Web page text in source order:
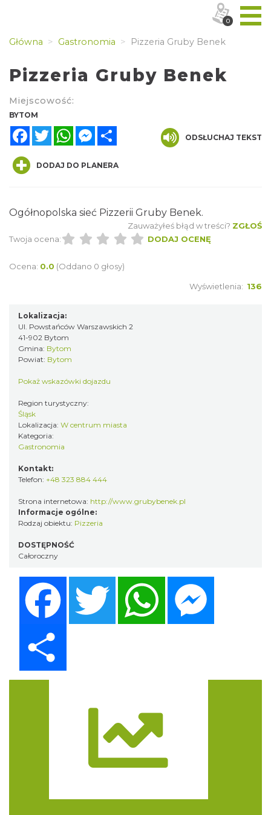
Główna Gastronomia Pizzeria Gruby Benek
Pizzeria Gruby Benek
Miejscowość:
BYTOM
FacebookTwitterWhatsAppMessenger
ODSŁUCHAJ TEKST
DODAJ DO PLANERA
Ogółnopolska sieć Pizzerii Gruby Benek.
Zauważyłeś błąd w treści? ZGŁOŚ
Twoja ocena:
DODAJ OCENĘ
Ocena: 0.0 (Oddano 0 głosy)
Wyświetlenia: 136
Lokalizacja:
Ul. Powstańców Warszawskich 2
41-902 Bytom
Gmina: Bytom
Powiat: Bytom
Pokaż wskazówki dojazdu
Region turystyczny:
Śląsk
Lokalizacja: W centrum miasta
Kategoria:
Gastronomia
Kontakt:
Telefon: +48 323 884 444
Strona internetowa: http://www.grubybenek.pl
Informacje ogólne:
Rodzaj obiektu: Pizzeria
DOSTĘPNOŚĆ
Całoroczny
Twitter WhatsApp
0